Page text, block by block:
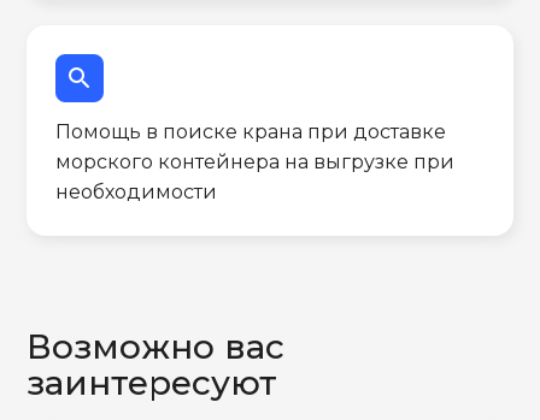
search
Помощь в поиске крана при доставке
морского контейнера на выгрузке при
необходимости
Возможно вас
заинтересуют